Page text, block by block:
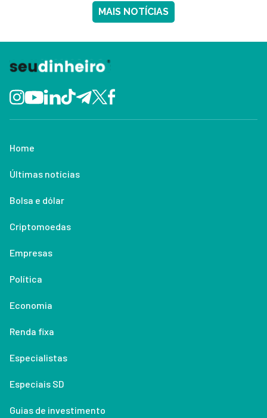
MAIS NOTÍCIAS
Home
Últimas notícias
Bolsa e dólar
Criptomoedas
Empresas
Política
Economia
Renda fixa
Especialistas
Especiais SD
Guias de investimento